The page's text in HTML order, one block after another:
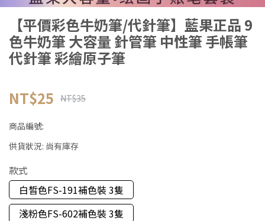
【平價彩色牛奶筆/代針筆】藍果正品 9
色牛奶筆 大容量 針管筆 中性筆 手帳筆
代針筆 彩繪原子筆
NT$25 NT$35
商品編號:
供貨狀況: 尚有庫存
款式
白皙色FS-191補色裝 3隻
淺粉色FS-602補色裝 3隻